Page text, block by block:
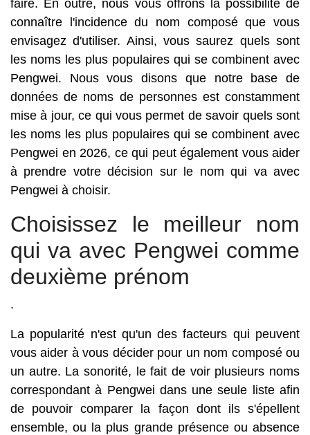
faire. En outre, nous vous offrons la possibilité de
connaître l'incidence du nom composé que vous
envisagez d'utiliser. Ainsi, vous saurez quels sont
les noms les plus populaires qui se combinent avec
Pengwei. Nous vous disons que notre base de
données de noms de personnes est constamment
mise à jour, ce qui vous permet de savoir quels sont
les noms les plus populaires qui se combinent avec
Pengwei en 2026, ce qui peut également vous aider
à prendre votre décision sur le nom qui va avec
Pengwei à choisir.
Choisissez le meilleur nom
qui va avec Pengwei comme
deuxième prénom
.
La popularité n'est qu'un des facteurs qui peuvent
vous aider à vous décider pour un nom composé ou
un autre. La sonorité, le fait de voir plusieurs noms
correspondant à Pengwei dans une seule liste afin
de pouvoir comparer la façon dont ils s'épellent
ensemble, ou la plus grande présence ou absence